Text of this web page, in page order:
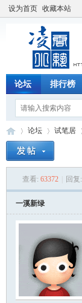
设为首页 收藏本站
论坛 排行榜
论坛
›
试笔居
›
查看: 63372 回复:
一溪新绿